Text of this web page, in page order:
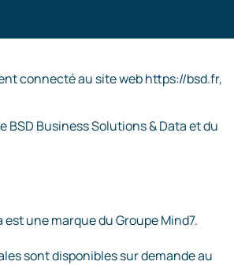
connecté au site web https://bsd.fr,
BSD Business Solutions & Data et du
est une marque du Groupe Mind7.
sont disponibles sur demande au